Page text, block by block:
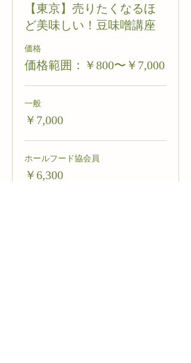
【東京】売りたくなるほ
ど美味しい！豆味噌講座
価格
価格範囲：￥800〜￥7,000
一般
￥7,000
ホールフード協会員
￥6,300